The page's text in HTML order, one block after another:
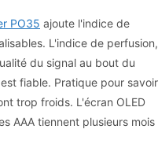
PO35 ajoute l'indice de
L'indice de perfusion,
du signal au bout du
fiable. Pratique pour savoir
trop froids. L'écran OLED
AAA tiennent plusieurs mois